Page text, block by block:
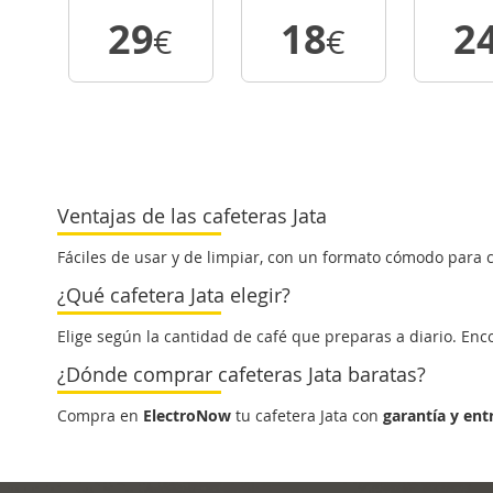
29€ 18€
Ventajas de las cafeteras Jata
Fáciles de usar y de limpiar, con un formato cómodo
¿Qué cafetera Jata elegir?
Elige según la cantidad de café que preparas a diario.
¿Dónde comprar cafeteras Jata baratas?
Compra en ElectroNow tu cafetera Jata con garantía y